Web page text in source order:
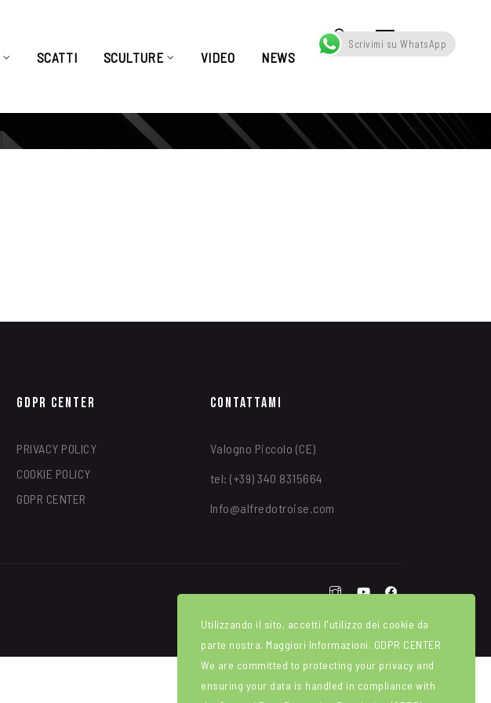
SCATTI SCULTURE VIDEO NEWS
GDPR Center
PRIVACY POLICY
COOKIE POLICY
GDPR CENTER
Contattami
Valogno Piccolo (CE)
tel: (+39) 340 8315664
Info@alfredotroise.com
Utilizzando il sito, accetti l'utilizzo dei cookie da
parte nostra. Maggiori Informazioni. GDPR CENTER
We are committed to protecting your privacy and
ensuring your data is handled in compliance with
Scrivimi su WhatsApp